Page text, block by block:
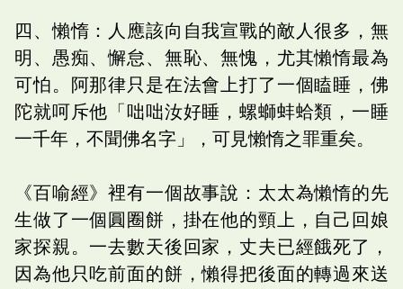
四、懶惰：人應該向自我宣戰的敵人很多，無
明、愚痴、懈怠、無恥、無愧，尤其懶惰最為
可怕。阿那律只是在法會上打了一個瞌睡，佛
陀就呵斥他「咄咄汝好睡，螺螄蚌蛤類，一睡
一千年，不聞佛名字」，可見懶惰之罪重矣。
《百喻經》裡有一個故事說：太太為懶惰的先
生做了一個圓圈餅，掛在他的頸上，自己回娘
家探親。一去數天後回家，丈夫已經餓死了，
因為他只吃前面的餅，懶得把後面的轉過來送